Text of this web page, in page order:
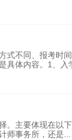
不同、报考时
具体内容。1、入
。主要体现在以
师事务所，还是